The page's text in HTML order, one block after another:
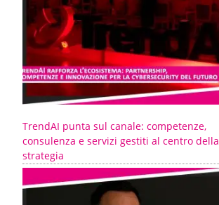
TrendAI punta sul canale: competenze,
consulenza e servizi gestiti al centro della
strategia